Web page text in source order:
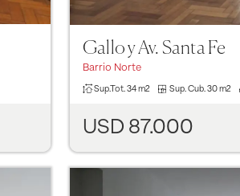
Gallo y Av. Santa Fe
Barrio Norte
Sup.Tot. 34 m2 Sup. Cub. 30 m2
USD 87.000